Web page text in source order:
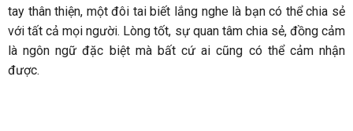
tay thân thiện, một đôi tai biết lắng nghe là bạn có thể chia sẻ
với tất cả mọi người. Lòng tốt, sự quan tâm chia sẻ, đồng cảm
là ngôn ngữ đặc biệt mà bất cứ ai cũng có thể cảm nhận
được.